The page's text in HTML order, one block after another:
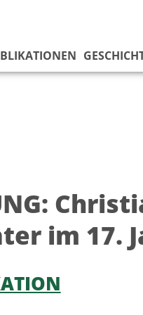
im 17.